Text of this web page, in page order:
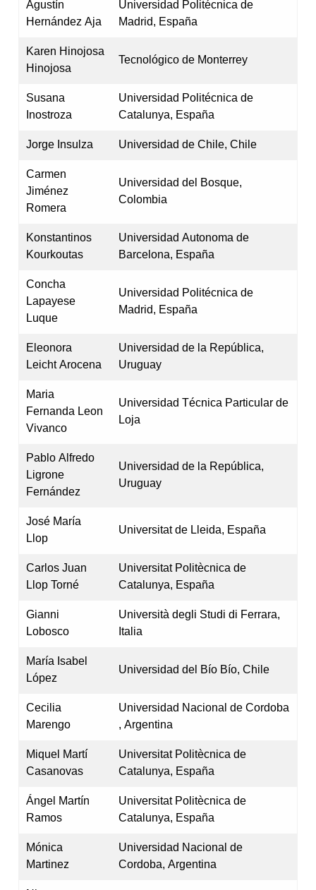
Agustín
Hernández Aja
Universidad Politécnica de
Madrid, España
Karen Hinojosa
Hinojosa
Tecnológico de Monterrey
Susana
Inostroza
Universidad Politécnica de
Catalunya, España
Jorge Insulza Universidad de Chile, Chile
Carmen
Jiménez
Romera
Universidad del Bosque,
Colombia
Konstantinos
Kourkoutas
Universidad Autonoma de
Barcelona, España
Concha
Lapayese
Luque
Universidad Politécnica de
Madrid, España
Eleonora
Leicht Arocena
Universidad de la República,
Uruguay
Maria
Fernanda Leon
Vivanco
Universidad Técnica Particular de
Loja
Pablo Alfredo
Ligrone
Fernández
Universidad de la República,
Uruguay
José María
Llop
Universitat de Lleida, España
Carlos Juan
Llop Torné
Universitat Politècnica de
Catalunya, España
Gianni
Lobosco
Università degli Studi di Ferrara,
Italia
María Isabel
López
Universidad del Bío Bío, Chile
Cecilia
Marengo
Universidad Nacional de Cordoba
, Argentina
Miquel Martí
Casanovas
Universitat Politècnica de
Catalunya, España
Ángel Martín
Ramos
Universitat Politècnica de
Catalunya, España
Mónica
Martinez
Universidad Nacional de
Cordoba, Argentina